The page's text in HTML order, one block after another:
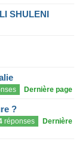
SHULENI
Dernière page
?
réponses
Dernière